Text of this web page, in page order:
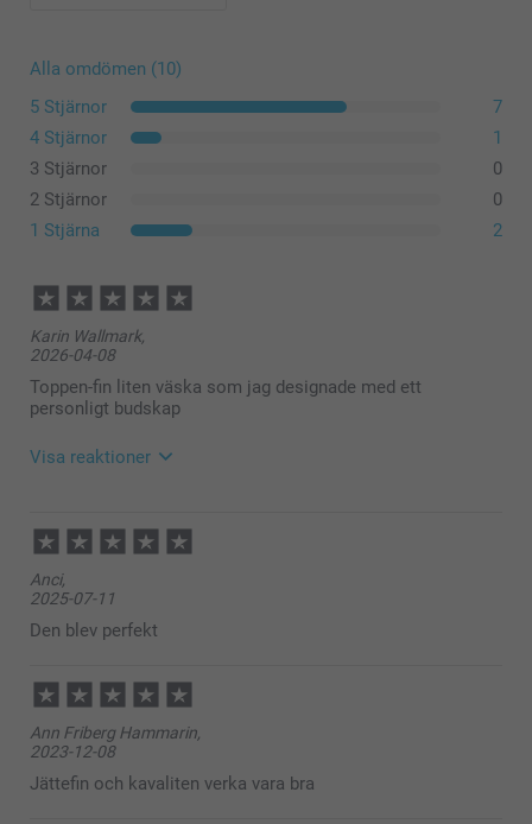
Alla omdömen (10)
5 Stjärnor
7
4 Stjärnor
1
3 Stjärnor
0
2 Stjärnor
0
1 Stjärna
2
Karin Wallmark,
2026-04-08
Toppen-fin liten väska som jag designade med ett
personligt budskap
Visa reaktioner
11:25
Hej Karin,
att du är nöjd med din makeup-väska!
Vi önskar dig en fin dag!
Varma hälsningar,
Anci,
2025-07-11
Den blev perfekt
Ann Friberg Hammarin,
2023-12-08
Jättefin och kavaliten verka vara bra